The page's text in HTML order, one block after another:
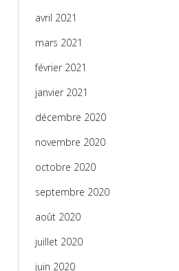
avril 2021
mars 2021
février 2021
janvier 2021
décembre 2020
novembre 2020
octobre 2020
septembre 2020
août 2020
juillet 2020
juin 2020